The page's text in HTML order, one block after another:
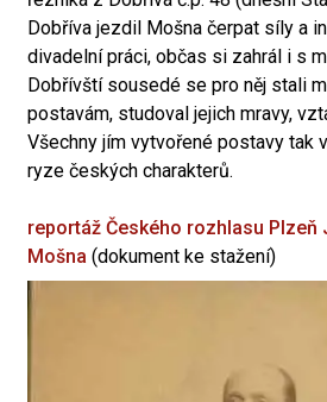
Dobříva jezdil Mošna čerpat síly a
divadelní práci, občas si zahrál i s
Dobřívští sousedé se pro něj stali
postavám, studoval jejich mravy,
Všechny jím vytvořené postavy tak
ryze českých charakterů.
reportáž Českého rozhlasu Plzeň
Mošna (dokument ke stažení)